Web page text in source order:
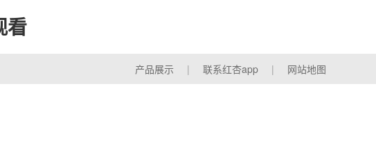
看
产品展示 | 联系红杏app | 网站地图